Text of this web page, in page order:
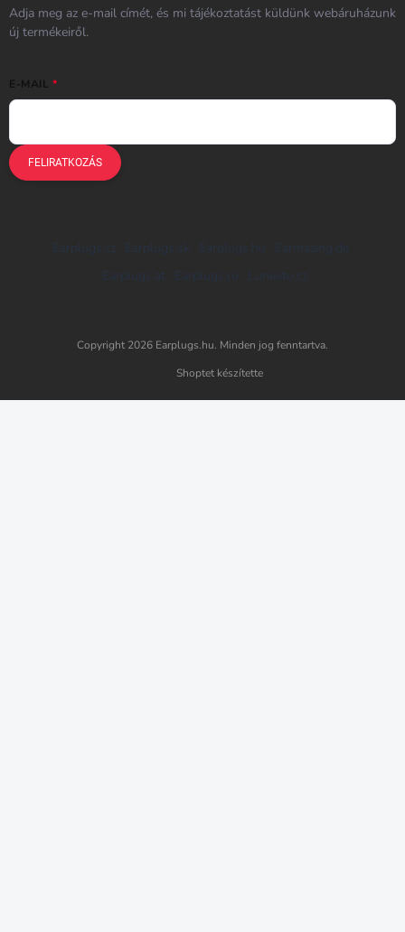
Adja meg az e-mail címét, és mi tájékoztatást küldünk webáruházunk
új termékeiről.
E-MAIL
FELIRATKOZÁS
Earplugs.cz Earplugs.sk Earplugs.hu
Earmazing.de
Earplugs.at
Earplugs.ro Lunesto.cz
Shoptet készítette
Copyright 2026 Earplugs.hu. Minden jog fenntartva.